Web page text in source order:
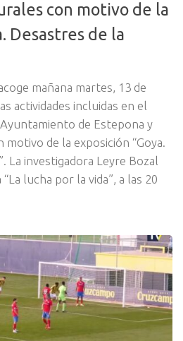
con motivo de la
Desastres de la
mañana martes, 13 de
actividades incluidas en el
de Estepona y
motivo de la exposición “Goya.
La investigadora Leyre Bozal
lucha por la vida”, a las 20